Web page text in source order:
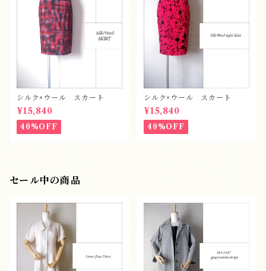
シルク×ウール スカート
¥15,840
40%OFF
シルク×ウール スカート
¥15,840
40%OFF
セール中の商品